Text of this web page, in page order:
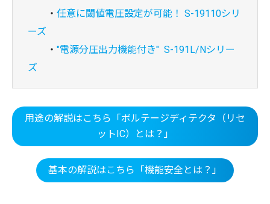
・ 任意に閾値電圧設定が可能！ S-19110シリ
ーズ
・ "電源分圧出力機能付き" S-191L/Nシリー
ズ
用途の解説はこちら「ボルテージディテクタ（リセ
ットIC）とは？」
基本の解説はこちら「機能安全とは？」